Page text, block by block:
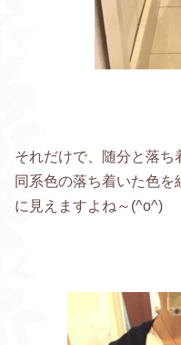
それだけで、随分と落ち
同系色の落ち着いた色
に見えますよね～(^o^)